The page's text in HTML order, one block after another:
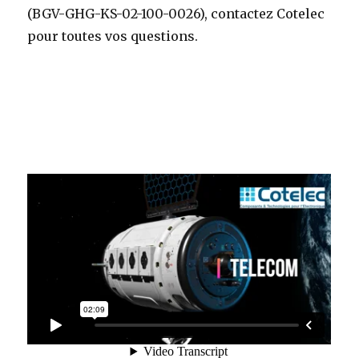
(BGV-GHG-KS-02-100-0026), contactez Cotelec
pour toutes vos questions.